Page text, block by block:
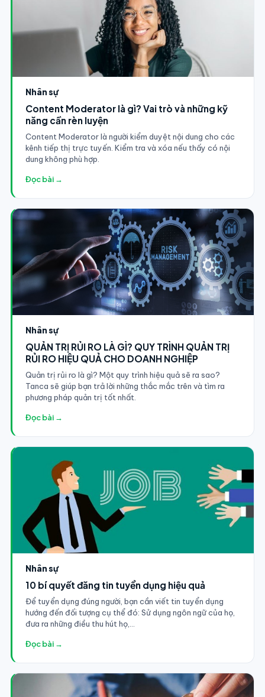
Nhân sự
Content Moderator là gì? Vai trò và những kỹ
năng cần rèn luyện
Content Moderator là người kiểm duyệt nội dung cho các
kênh tiếp thị trực tuyến. Kiểm tra và xóa nếu thấy có nội
dung không phù hợp.
Đọc bài →
Nhân sự
QUẢN TRỊ RỦI RO LÀ GÌ? QUY TRÌNH QUẢN TRỊ
RỦI RO HIỆU QUẢ CHO DOANH NGHIỆP
Quản trị rủi ro là gì? Một quy trình hiệu quả sẽ ra sao?
Tanca sẽ giúp bạn trả lời những thắc mắc trên và tìm ra
phương pháp quản trị tốt nhất.
Đọc bài →
Nhân sự
10 bí quyết đăng tin tuyển dụng hiệu quả
Để tuyển dụng đúng người, bạn cần viết tin tuyển dụng
hướng đến đối tượng cụ thể đó: Sử dụng ngôn ngữ của họ,
đưa ra những điều thu hút họ,...
Đọc bài →